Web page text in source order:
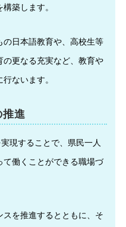
築します。
の日本語教育や、高校生等
更なる充実など、教育や
ないます。
進
現することで、県民一人
働くことができる職場づ
スを推進するとともに、そ